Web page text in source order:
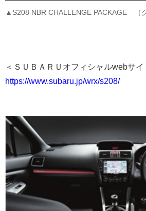
▲S208 NBR CHALLENGE PACKAGE （
＜ＳＵＢＡＲＵオフィシャルwebサイ
https://www.subaru.jp/wrx/s208/